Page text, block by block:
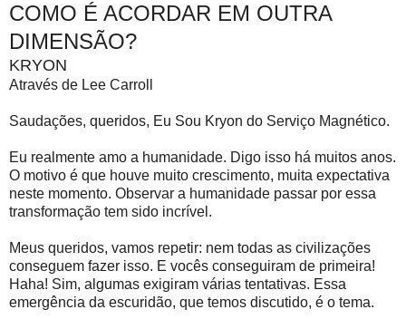
COMO É ACORDAR EM OUTRA
DIMENSÃO?
KRYON
Através de Lee Carroll
Saudações, queridos, Eu Sou Kryon do Serviço Magnético.
Eu realmente amo a humanidade. Digo isso há muitos anos.
O motivo é que houve muito crescimento, muita expectativa
neste momento. Observar a humanidade passar por essa
transformação tem sido incrível.
Meus queridos, vamos repetir: nem todas as civilizações
conseguem fazer isso. E vocês conseguiram de primeira!
Haha! Sim, algumas exigiram várias tentativas. Essa
emergência da escuridão, que temos discutido, é o tema.